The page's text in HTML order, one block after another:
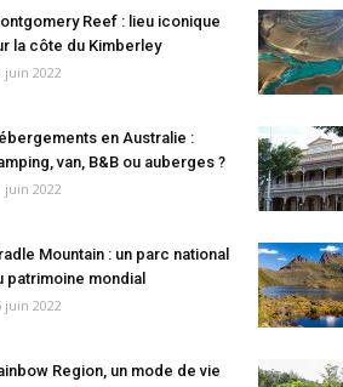
Reef : lieu iconique
la côte du Kimberley
juin 2022
en Australie :
van, B&B ou auberges ?
juin 2022
Mountain : un parc national
patrimoine mondial
juin 2022
Region, un mode de vie